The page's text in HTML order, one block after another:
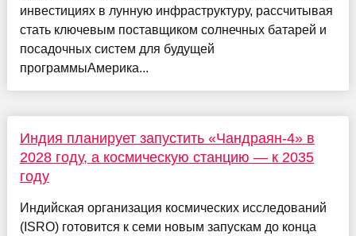
инвестициях в лунную инфраструктуру, рассчитывая
стать ключевым поставщиком солнечных батарей и
посадочных систем для будущей
программыАмерика...
Индия планирует запустить «Чандраян-4» в
2028 году, а космическую станцию — к 2035
году
Индийская организация космических исследований
(ISRO) готовится к семи новым запускам до конца